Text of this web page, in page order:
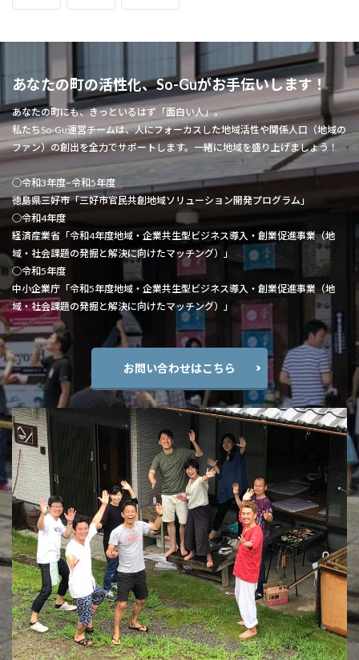
あなたの町の活性化、So-Guがお手伝いします！
あなたの町にも、きっといるはず「面白い人」。
私たちSo-Gu運営チームは、人にフォーカスした地域活性や関係人口（地域の
ファン）の創出を全力でサポートします。一緒に地域を盛り上げましょう！
○令和3年度~令和5年度
徳島県三好市「三好市官民共創地域ソリューション開発プログラム」
○令和4年度
経済産業省「令和4年度地域・企業共生型ビジネス導入・創業促進事業（地
域・社会課題の発掘と解決に向けたマッチング）」
○令和5年度
中小企業庁「令和5年度地域・企業共生型ビジネス導入・創業促進事業（地
域・社会課題の発掘と解決に向けたマッチング）」
お問い合わせはこちら